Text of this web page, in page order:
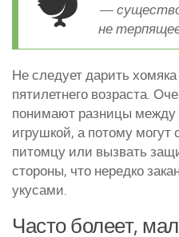
— существо
не
Не следует дарить
пятилетнего возраста.
понимают разницы
игрушкой, а потому могут
питомцу или вызвать
стороны, что нередко
укусами.
Часто болеет,